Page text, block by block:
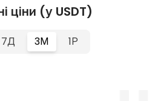
ціни (у USDT)
7Д 3М 1Р